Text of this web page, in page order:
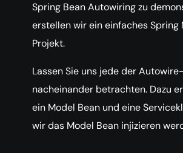
Spring Bean Autowiring zu
erstellen wir ein einfaches Spring
Projekt.
Lassen Sie uns jede der
nacheinander betrachten. Dazu
ein Model Bean und eine
wir das Model Bean injizieren